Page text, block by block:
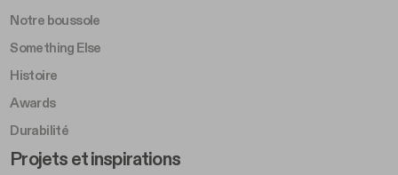
Notre boussole
Something Else
Histoire
Awards
Durabilité
Footer Left Middle B
Projets et inspirations